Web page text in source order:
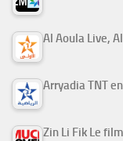
Al Aoula Live,
Arryadia TNT